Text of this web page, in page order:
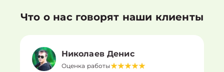
Что о нас говорят наши клиенты
Николаев Денис
Оценка работы